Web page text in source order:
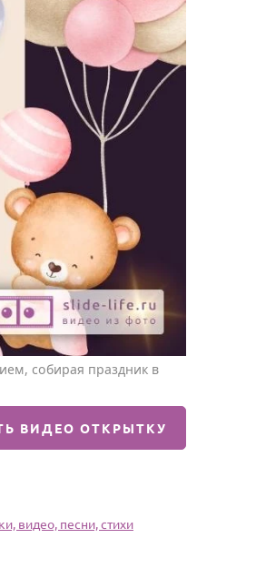
собирая праздник в
ВИДЕО ОТКРЫТКУ
видео, песни, стихи